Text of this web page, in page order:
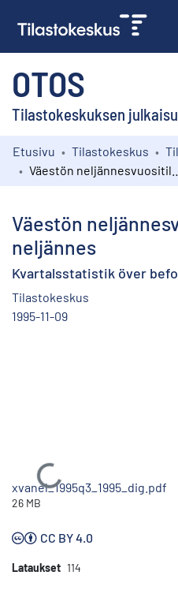
OTOS
Tilastokeskuksen
Kokoelmat
Etusivu Tilastokeskus
Väestön
neljännes
Kvartalsstatistik över
Tilastokeskus
1995-11-09
Ladataan...
xvanel_1995q3_1995_dig.pdf
26 MB
CC BY 4.0
Lataukset 114